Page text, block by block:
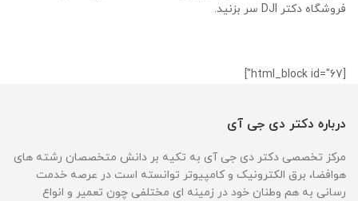
فروشگاه دکتر DJI سر بزنید.
[html_block id="67"]
درباره دکتر دی جی آی
مرکز تخصصی دکتر دی جی آی به تکیه بر دانش متخصصان رشته های
هوافضا، برق الکترونیک و کامپیوتر توانسته است در عرصه خدمت
رسانی به هم وطنان خود در زمینه ای مختلفی چون تعمیر و انواع